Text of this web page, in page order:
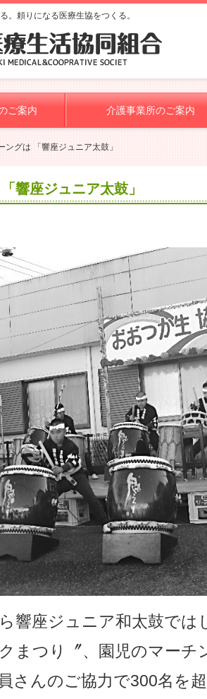
。頼りになる医療生協をつくる。
ご案内 介護事業所のご案内
ングは 「響座ジュニア太鼓」
響座ジュニア太鼓」
響座ジュニア和太鼓では
まつり〞、園児のマーチ
さんのご協力で300名を